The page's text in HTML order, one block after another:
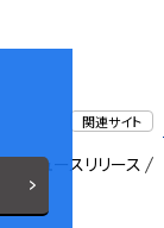
関連サイト
ニュースリリース